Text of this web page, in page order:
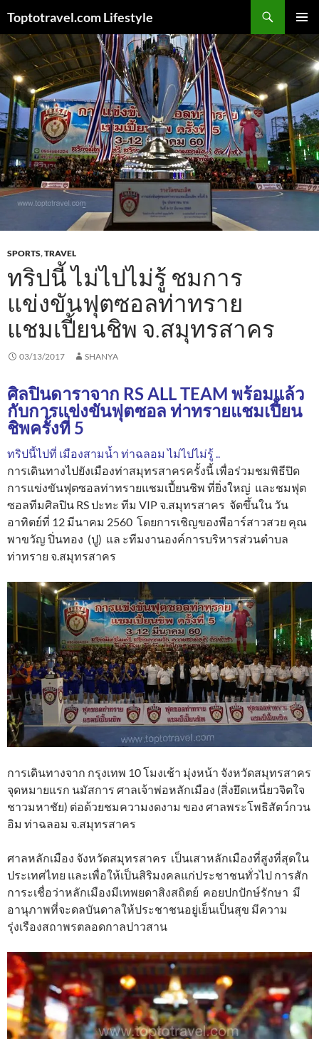
content
Toptotravel.com Lifestyle
MENU
SPORTS,TRAVEL
ทริปนี้ ไม่ไปไม่รู้ ชมการ
แข่งขันฟุตซอลท่าทราย
แชมเปี้ยนชิพ จ.สมุทรสาคร
03/13/2017 SHANYA
ศิลปินดาราจาก RS ALL TEAM พร้อมแล้ว
กับการแข่งขันฟุตซอล ท่าทรายแชมเปี้ยน
ชิพครั้งที่ 5
ทริปนี้ไปที่ เมืองสามน้ำ ท่าฉลอม ไม่ไปไม่รู้ ..
การเดินทางไปยังเมืองท่าสมุทรสาครครั้งนี้ เพื่อร่วมชมพิธีปิด
การแข่งขันฟุตซอลท่าทรายแชมเปี้ยนชิพ ที่ยิ่งใหญ่ และชมฟุต
ซอลทีมศิลปิน RS ปะทะ ทีม VIP จ.สมุทรสาคร จัดขึ้นใน วัน
อาทิตย์ที่ 12 มีนาคม 2560 โดยการเชิญของพีอาร์สาวสวย คุณ
พาขวัญ ปิ่นทอง (ปู) แล ะทีมงานองค์การบริหารส่วนตำบล
ท่าทราย จ.สมุทรสาคร
การเดินทางจาก กรุงเทพ 10 โมงเช้า มุ่งหน้า จังหวัดสมุทรสาคร
จุดหมายแรก นมัสการ ศาลเจ้าพ่อหลักเมือง (สิ่งยึดเหนี่ยวจิตใจ
ชาวมหาชัย) ต่อด้วยชมความงดงาม ของ ศาลพระโพธิสัตว์กวน
อิม ท่าฉลอม จ.สมุทรสาคร
ศาลหลักเมือง จังหวัดสมุทรสาคร เป็นเสาหลักเมืองที่สูงที่สุดใน
ประเทศไทย และเพื่อให้เป็นสิริมงคลแก่ประชาชนทั่วไป การสัก
การะเชื่อว่าหลักเมืองมีเทพยดาสิงสถิตย์ คอยปกปักษ์รักษา มี
อานุภาพที่จะดลบันดาลให้ประชาชนอยู่เย็นเป็นสุข มีความ
รุ่งเรืองสถาพรตลอดกาลปาวสาน